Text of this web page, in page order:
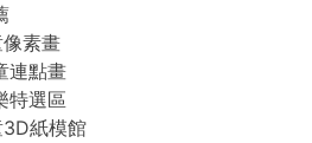
素畫
連點畫
特選區
紙模館